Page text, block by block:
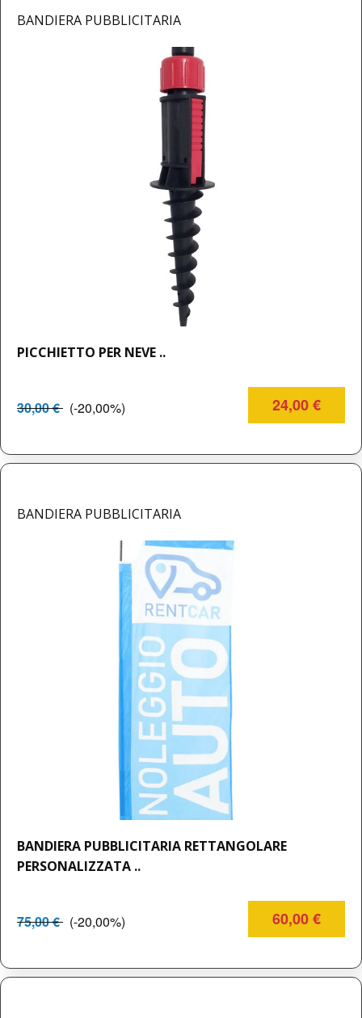
BANDIERA PUBBLICITARIA
PICCHIETTO PER NEVE ..
30,00 € (-20,00%) 24,00 €
BANDIERA PUBBLICITARIA
BANDIERA PUBBLICITARIA RETTANGOLARE
PERSONALIZZATA ..
75,00 € (-20,00%) 60,00 €